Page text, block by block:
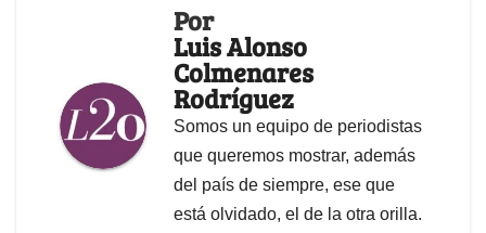
Por
Luis Alonso
Colmenares
Rodríguez
Somos un equipo de periodistas
que queremos mostrar, además
del país de siempre, ese que
está olvidado, el de la otra orilla.